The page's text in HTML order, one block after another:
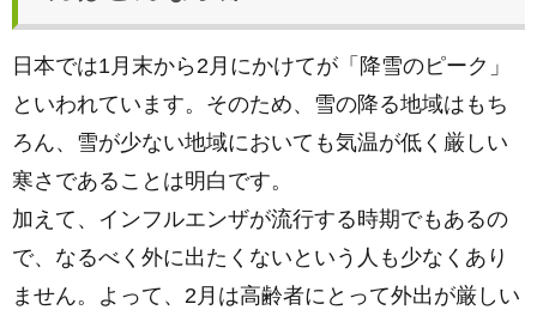
日本では1月末から2月にかけてが「降雪のピーク」
といわれています。そのため、雪の降る地域はもち
ろん、雪が少ない地域においても気温が低く厳しい
寒さであることは明白です。
加えて、インフルエンザが流行する時期でもあるの
で、なるべく外に出たくないという人も少なくあり
ません。よって、2月は高齢者にとって外出が厳しい